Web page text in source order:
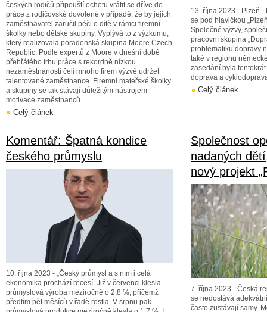
českých rodičů připouští ochotu vrátit se dříve do
práce z rodičovské dovolené v případě, že by jejich
zaměstnavatel zaručil péči o dítě v rámci firemní
školky nebo dětské skupiny. Vyplývá to z výzkumu,
který realizovala poradenská skupina Moore Czech
Republic. Podle expertů z Moore v dnešní době
přehřátého trhu práce s rekordně nízkou
nezaměstnaností čelí mnoho firem výzvě udržet
talentované zaměstnance. Firemní mateřské školky
a skupiny se tak stávají důležitým nástrojem
motivace zaměstnanců.
Celý článek
13. října 2023 - Plzeň
se pod hlavičkou
Společné výzvy,
pracovní skupina
problematiku dopravy
také v regionu
zasedání byla
doprava a
Celý článek
Komentář: Špatná kondice
českého průmyslu
10. října 2023 - „Český průmysl a s ním i celá
ekonomika prochází recesí. Již v červenci klesla
průmyslová výroba meziročně o 2,8 %, přičemž
předtím pět měsíců v řadě rostla. V srpnu pak
Společnost
nadaných
nový projekt
7. října 2023 - Česká
se nedostává
často zůstávají samy.